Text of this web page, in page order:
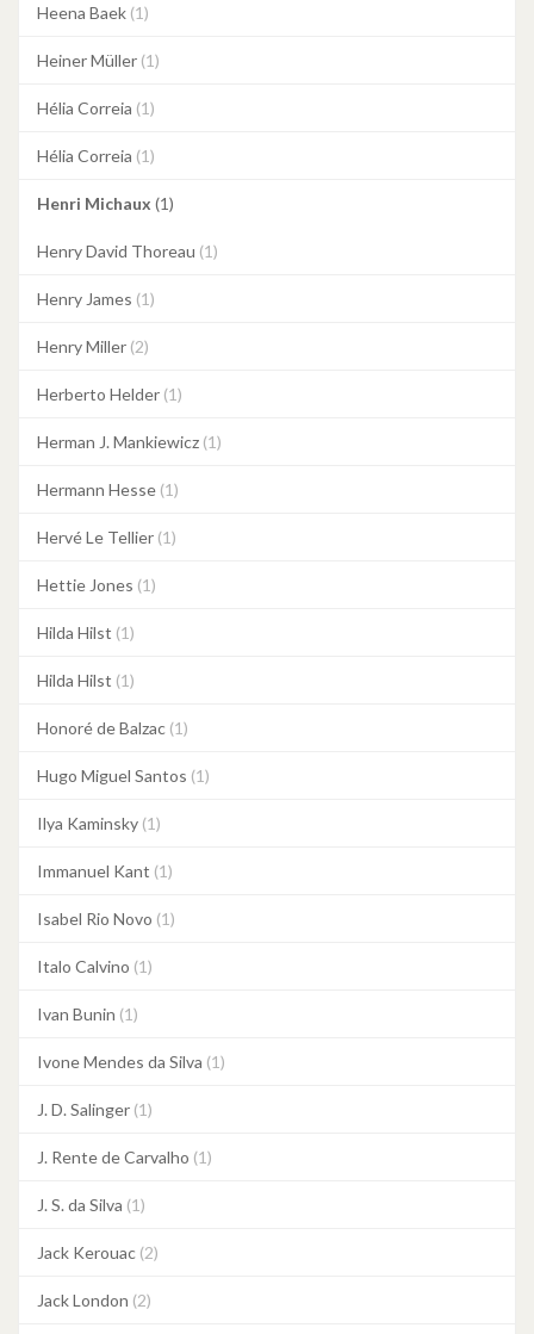
Heena Baek (1)
Heiner Müller (1)
Hélia Correia (1)
Hélia Correia (1)
Henri Michaux (1)
Henry David Thoreau (1)
Henry James (1)
Henry Miller (2)
Herberto Helder (1)
Herman J. Mankiewicz (1)
Hermann Hesse (1)
Hervé Le Tellier (1)
Hettie Jones (1)
Hilda Hilst (1)
Hilda Hilst (1)
Honoré de Balzac (1)
Hugo Miguel Santos (1)
Ilya Kaminsky (1)
Immanuel Kant (1)
Isabel Rio Novo (1)
Italo Calvino (1)
Ivan Bunin (1)
Ivone Mendes da Silva (1)
J. D. Salinger (1)
J. Rente de Carvalho (1)
J. S. da Silva (1)
Jack Kerouac (2)
Jack London (2)